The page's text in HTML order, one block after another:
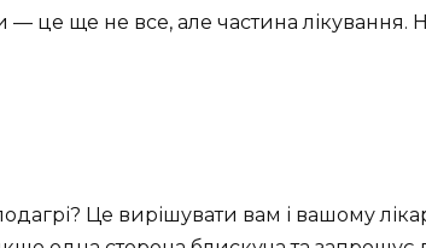
це ще не все, але частина лікування.
Це вирішувати вам і вашому